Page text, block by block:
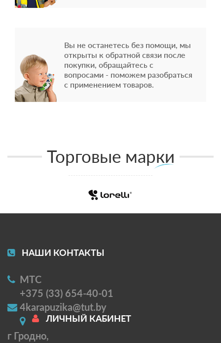
Вы не останетесь без помощи, мы
открыты к обратной связи после
покупки, обращайтесь с
вопросами - поможем разобраться
с применением товаров.
Торговые марки
НАШИ КОНТАКТЫ
МТС
+375 (33) 654-40-01
4karapuzika@tut.by
г Гродно,
ЛИЧНЫЙ КАБИНЕТ